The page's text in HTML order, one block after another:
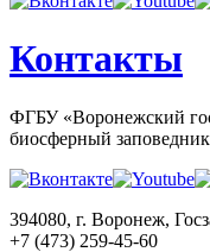
Контакты
ФГБУ «Воронежский
биосферный
394080, г. Воронеж,
+7 (473) 259-45-60